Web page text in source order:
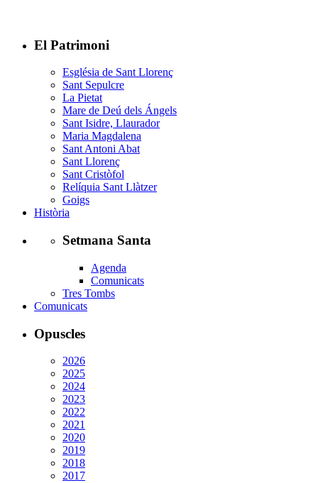
El Patrimoni
Església de Sant Llorenç
Sant Sepulcre
La Pietat
Mare de Deú dels Ángels
Sant Isidre, Llaurador
Maria Magdalena
Sant Antoni Abat
Sant Llorenç
Sant Cristòfol
Relíquia Sant Llàtzer
Goigs
Història
Setmana Santa
Agenda
Comunicats
Tres Tombs
Comunicats
Opuscles
2026
2025
2024
2023
2022
2021
2020
2019
2018
2017